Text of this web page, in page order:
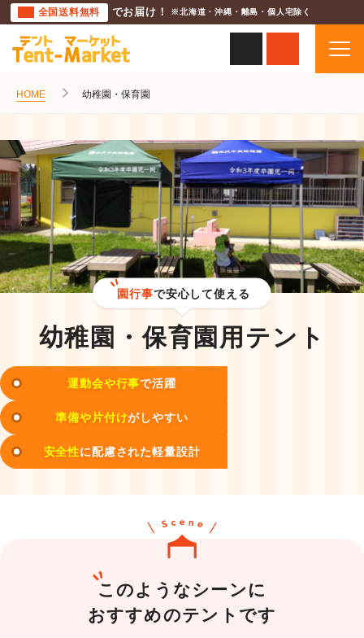
全国送料無料 でお届け！ ※北海道・沖縄・離島・個人宅除く
HOME 幼稚園・保育園
園行事で安心して使える
幼稚園・保育園用 テント
運動会や行事で活躍
準備や片付けがしやすい
安全性に配慮された軽量設計
このようなシーンに
おすすめのテントです